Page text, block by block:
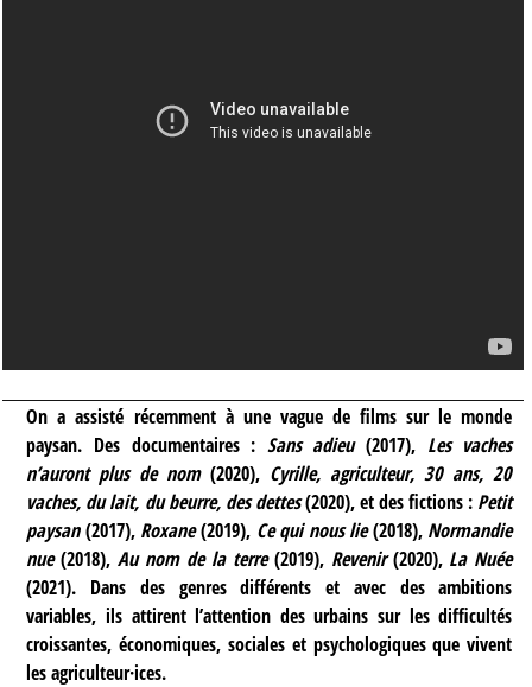
On a assisté récemment à une vague de films sur le monde
paysan. Des documentaires : Sans adieu(2017), Les vaches
n’auront plus de nom(2020), Cyrille, agriculteur, 30 ans, 20
vaches, du lait, du beurre, des dettes(2020), et des fictions : Petit
paysan(2017), Roxane(2019), Ce qui nous lie(2018), Normandie
nue(2018),Au nom de la terre(2019), Revenir(2020), La Nuée
(2021). Dans des genres différents et avec des ambitions
variables, ils attirent l’attention des urbains sur les difficultés
croissantes, économiques, sociales et psychologiques que vivent
les agriculteur·ices.